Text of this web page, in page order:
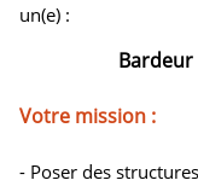
un(e) :
Bardeur
Votre mission :
- Poser des